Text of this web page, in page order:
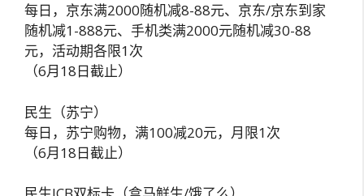
每日，京东满2000随机减8-88元、京东/京东到家
随机减1-888元、手机类满2000元随机减30-88
元，活动期各限1次
（6月18日截止）
民生（苏宁）
每日，苏宁购物，满100减20元，月限1次
（6月18日截止）